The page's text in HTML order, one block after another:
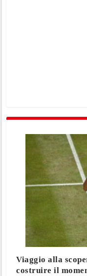
Viaggio alla
costruire il